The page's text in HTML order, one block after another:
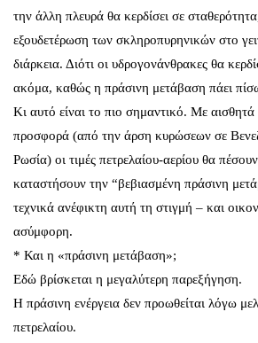
την άλλη πλευρά θα κερδίσει σε
εξουδετέρωση των σκληροπυρηνικών στο
διάρκεια. Διότι οι υδρογονάνθρακες θα
ακόμα, καθώς η πράσινη μετάβαση πάει
Κι αυτό είναι το πιο σημαντικό. Με αισθητά
προσφορά (από την άρση κυρώσεων σε
Ρωσία) οι τιμές πετρελαίου-αερίου θα
καταστήσουν την “βεβιασμένη πράσινη
τεχνικά ανέφικτη αυτή τη στιγμή – και
ασύμφορη.
* Και η «πράσινη μετάβαση»;
Εδώ βρίσκεται η μεγαλύτερη παρεξήγηση.
Η πράσινη ενέργεια δεν προωθείται λόγω
πετρελαίου.